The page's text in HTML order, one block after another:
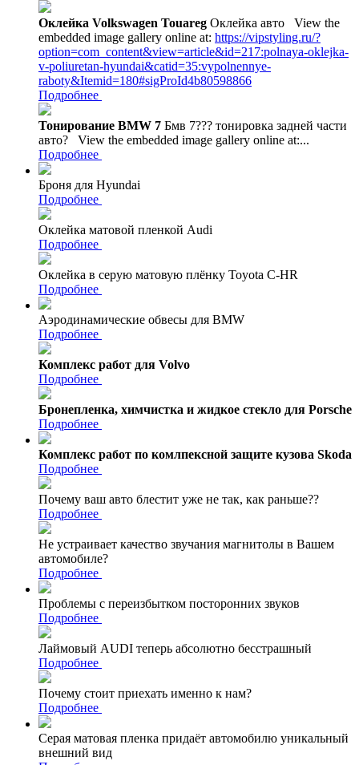
Оклейка Volkswagen Touareg Оклейка авто
View the
embedded image gallery online at: https://vipstyling.ru/?
option=com_content&view=article&id=217:polnaya-oklejka-
v-poliuretan-hyundai&catid=35:vypolnennye-
raboty&Itemid=180#sigProId4b80598866
Подробнее
Тонирование BMW 7 Бмв 7??? тонировка задней части
авто?
View the embedded image gallery online at:...
Подробнее
Броня для Hyundai
Подробнее
Оклейка матовой пленкой Audi
Подробнее
Оклейка в серую матовую плёнку Toyota C-HR
Подробнее
Аэродинамические обвесы для BMW
Подробнее
Комплекс работ для Volvo
Подробнее
Бронепленка, химчистка и жидкое стекло для Porsche
Подробнее
Комплекс работ по комлпексной защите кузова Skoda
Подробнее
Почему ваш авто блестит уже не так, как раньше??
Подробнее
Не устраивает качество звучания магнитолы в Вашем
автомобиле?
Подробнее
Проблемы с переизбытком посторонних звуков
Подробнее
Лаймовый AUDI теперь абсолютно бесстрашный
Подробнее
Почему стоит приехать именно к нам?
Подробнее
Серая матовая пленка придаёт автомобилю уникальный
внешний вид